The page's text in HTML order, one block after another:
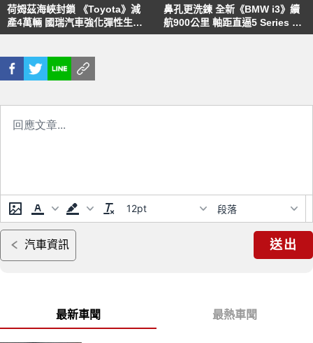
荷姆茲海峽封鎖 《Toyota》減
產4萬輛 國瑞汽車強化彈性生產
機制應對外銷挑戰
鼻孔更洗鍊 全新《BMW i3》續
航900公里 軸距直逼5 Series 資
訊全在擋風玻璃上
12pt 段落
汽車資訊 送出
最新車聞 最熱車聞